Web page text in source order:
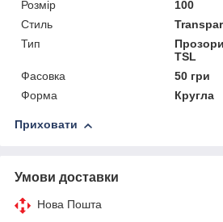
Розмір
100
Стиль
Тип
TSL
Фасовка
50 гри
Форма
Кругла
Приховати
Умови доставки
Нова Пошта